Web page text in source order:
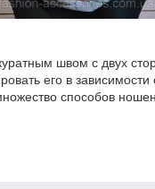
швом с двух
его в зависимости
способов